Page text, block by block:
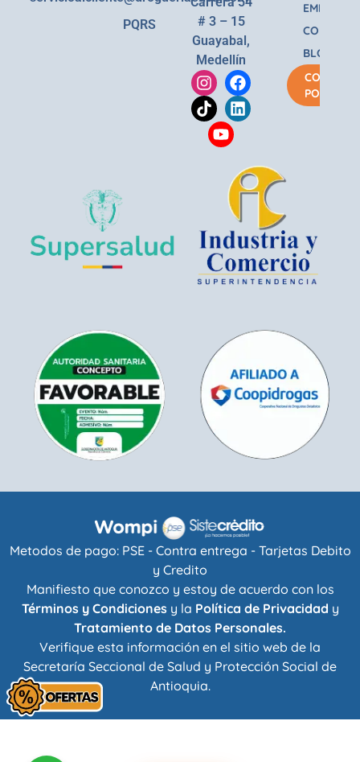
PQRS
# 3 – 15
Guayabal,
Medellín
EMPRESA
BLOG
COMPRA
POR
Metodos de pago: PSE - Contra entrega - Tarjetas Debito
y Credito
Manifiesto que conozco y estoy de acuerdo con los
Términos y Condicionesy la Política de Privacidad y
Tratamiento de Datos Personales.
Verifique esta información en el sitio web de la
Secretaría Seccional de Salud y Protección Social de
Antioquia.